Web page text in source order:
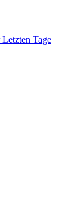
Tage